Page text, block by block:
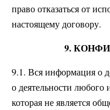
право отказаться от
настоящему договору.
9.
9.1. Вся информация о
о деятельности любого
которая не является